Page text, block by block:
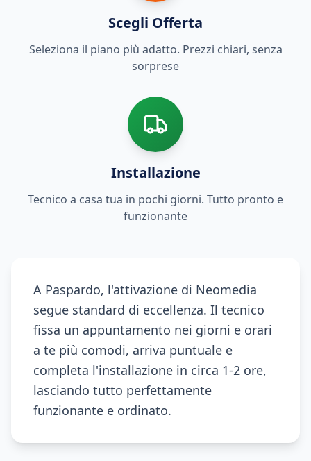
Scegli Offerta
Seleziona il piano più adatto. Prezzi chiari, senza
sorprese
Installazione
Tecnico a casa tua in pochi giorni. Tutto pronto e
funzionante
A Paspardo, l'attivazione di Neomedia
segue standard di eccellenza. Il tecnico
fissa un appuntamento nei giorni e orari
a te più comodi, arriva puntuale e
completa l'installazione in circa 1-2 ore,
lasciando tutto perfettamente
funzionante e ordinato.